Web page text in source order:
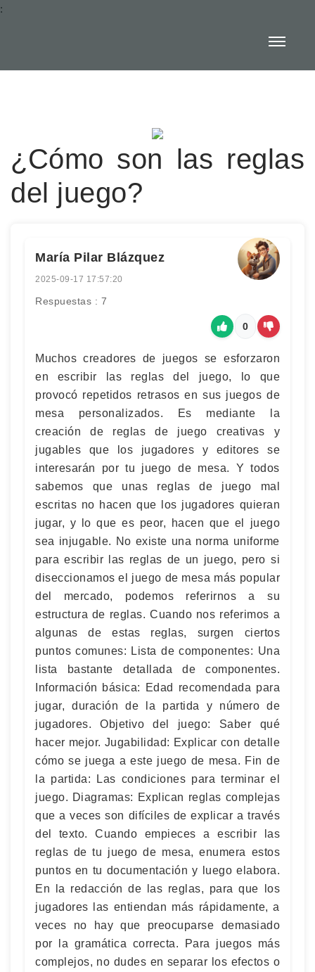
:
¿Cómo son las reglas
del juego?
María Pilar Blázquez
2025-09-17 17:57:20
Respuestas : 7
0
Muchos creadores de juegos se esforzaron
en escribir las reglas del juego, lo que
provocó repetidos retrasos en sus juegos de
mesa personalizados. Es mediante la
creación de reglas de juego creativas y
jugables que los jugadores y editores se
interesarán por tu juego de mesa. Y todos
sabemos que unas reglas de juego mal
escritas no hacen que los jugadores quieran
jugar, y lo que es peor, hacen que el juego
sea injugable. No existe una norma uniforme
para escribir las reglas de un juego, pero si
diseccionamos el juego de mesa más popular
del mercado, podemos referirnos a su
estructura de reglas. Cuando nos referimos a
algunas de estas reglas, surgen ciertos
puntos comunes: Lista de componentes: Una
lista bastante detallada de componentes.
Información básica: Edad recomendada para
jugar, duración de la partida y número de
jugadores. Objetivo del juego: Saber qué
hacer mejor. Jugabilidad: Explicar con detalle
cómo se juega a este juego de mesa. Fin de
la partida: Las condiciones para terminar el
juego. Diagramas: Explican reglas complejas
que a veces son difíciles de explicar a través
del texto. Cuando empieces a escribir las
reglas de tu juego de mesa, enumera estos
puntos en tu documentación y luego elabora.
En la redacción de las reglas, para que los
jugadores las entiendan más rápidamente, a
veces no hay que preocuparse demasiado
por la gramática correcta. Para juegos más
complejos, no dudes en separar los efectos o